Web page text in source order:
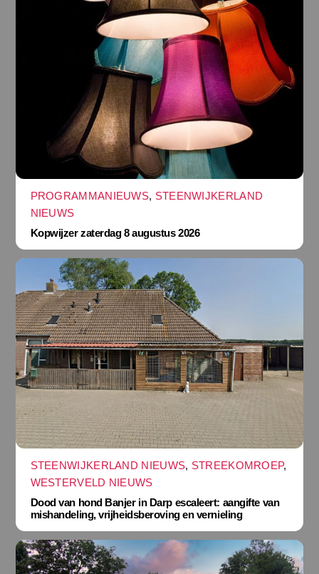
PROGRAMMANIEUWS, STEENWIJKERLAND
NIEUWS
Kopwijzer zaterdag 8 augustus 2026
STEENWIJKERLAND NIEUWS, STREEKOMROEP,
WESTERVELD NIEUWS
Dood van hond Banjer in Darp escaleert: aangifte van
mishandeling, vrijheidsberoving en vernieling